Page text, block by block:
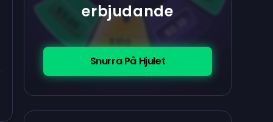
erbjudande
Snurra På Hjulet
$100
$5.00